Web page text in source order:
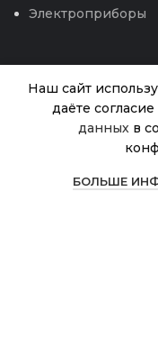
Электроприборы
Наш сайт
даёте
данных в
БОЛЬШЕ
Томат Гном
маленький
(Григорьев)
Магазин